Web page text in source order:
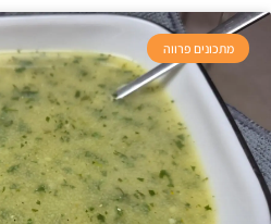
מתכונים פרווה